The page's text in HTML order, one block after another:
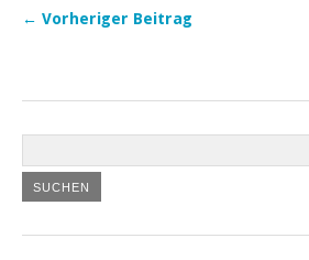
← Vorheriger Beitrag